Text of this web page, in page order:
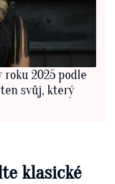
2025 podle
svůj, který
klasické